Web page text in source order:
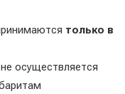
только в
осуществляется